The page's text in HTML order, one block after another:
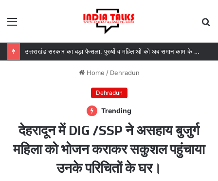
उत्तराखंड सरकार का बड़ा फैसला, पुरुषों व महिलाओं को अब समान काम के लिए समान वेतन
Home / Dehradun
Dehradun
Trending
देहरादून में DIG /SSP ने असहाय बुजुर्ग
महिला को भोजन कराकर सकुशल पहुंचाया
उनके परिचितों के घर।